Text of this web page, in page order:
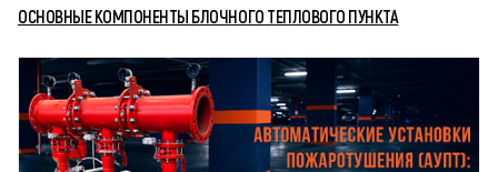
ОСНОВНЫЕ КОМПОНЕНТЫ БЛОЧНОГО ТЕПЛОВОГО ПУНКТА